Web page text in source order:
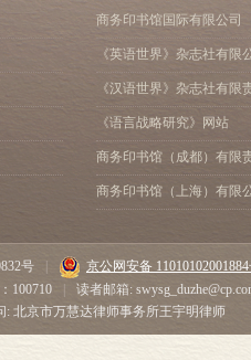
商务印书馆国际有限公司
《英语世界》杂志社有限
《汉语世界》杂志社有限
《语言战略研究》网站
商务印书馆（成都）有限
商务印书馆（上海）有限
号
京公网安备
100710
读者邮箱:
: 北京市万慧达律师事务所王宇明律师